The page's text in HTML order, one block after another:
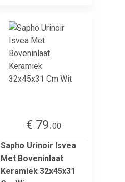
€ 79.00
Sapho Urinoir Isvea
Met Boveninlaat
Keramiek 32x45x31